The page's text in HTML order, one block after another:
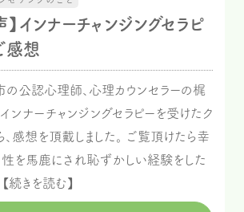
】インナーチャンジングセラピ
感想
公認心理師、心理カウンセラーの梶
ンナーチャンジングセラピーを受けたク
、感想を頂戴しました。 ご覧頂けたら幸
性を馬鹿にされ恥ずかしい経験をした
きを読む】